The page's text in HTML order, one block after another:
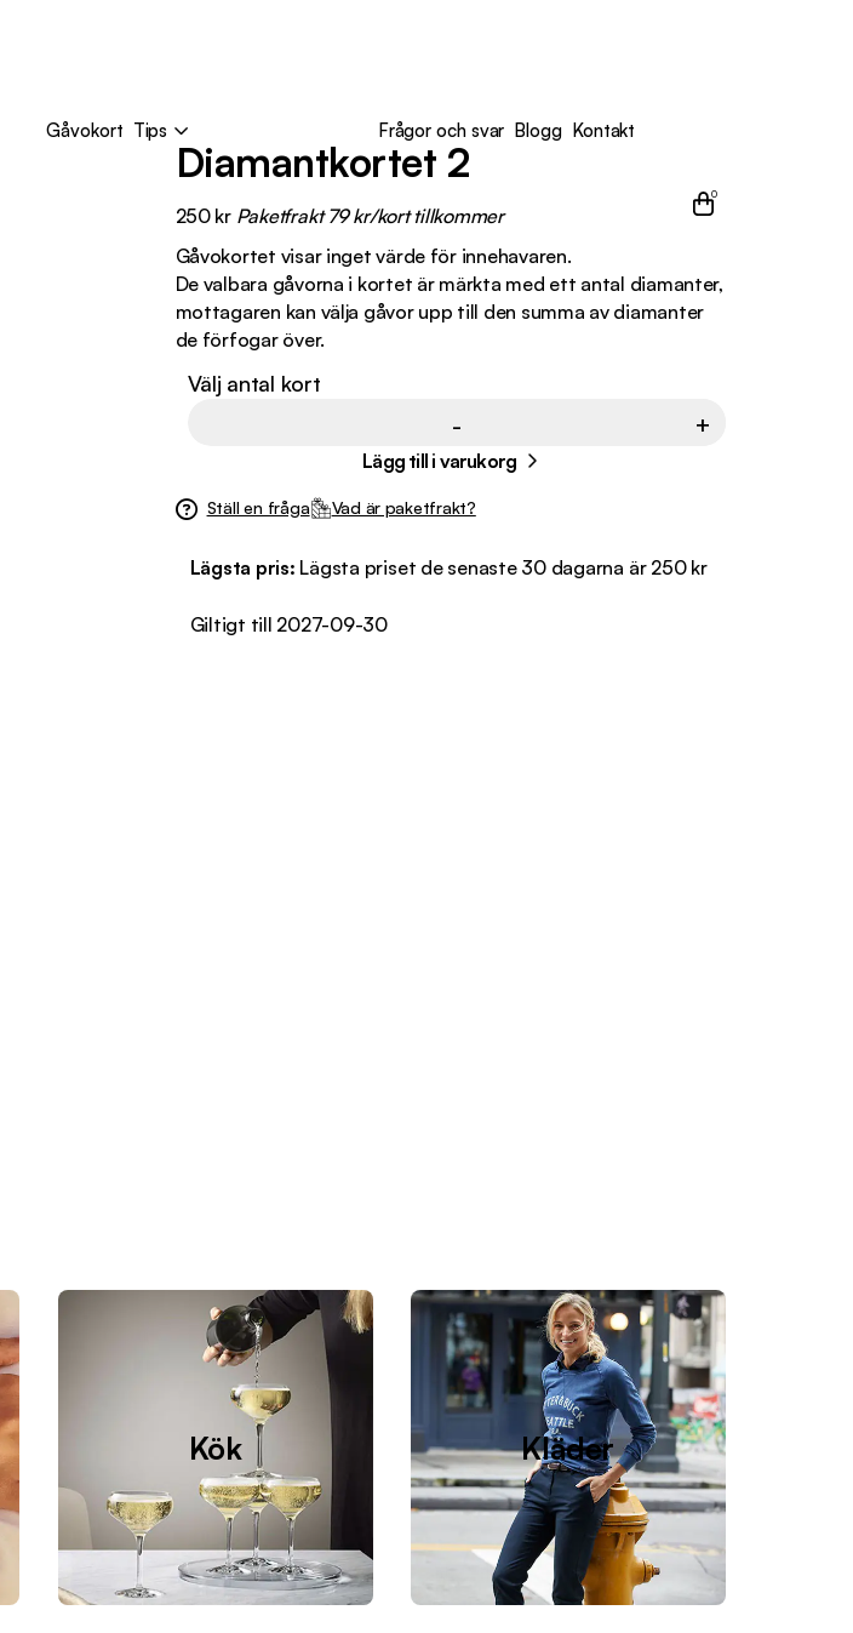
Gåvokort Tips Frågor och svar Blogg Kontakt
0
Diamantkortet 2
250 kr Paketfrakt 79 kr/kort tillkommer
Gåvokortet visar inget värde för innehavaren.
De valbara gåvorna i kortet är märkta med ett antal diamanter,
mottagaren kan välja gåvor upp till den summa av diamanter
de förfogar över.
Välj antal kort
- +
Lägg till i varukorg
Ställ en fråga Vad är paketfrakt?
Lägsta pris: Lägsta priset de senaste 30 dagarna är 250 kr
Giltigt till 2027-09-30
Kök Kläder